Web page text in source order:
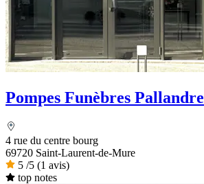
Pompes Funèbres Pallandre
4 rue du centre bourg
69720 Saint-Laurent-de-Mure
5 /5 (1 avis)
top notes